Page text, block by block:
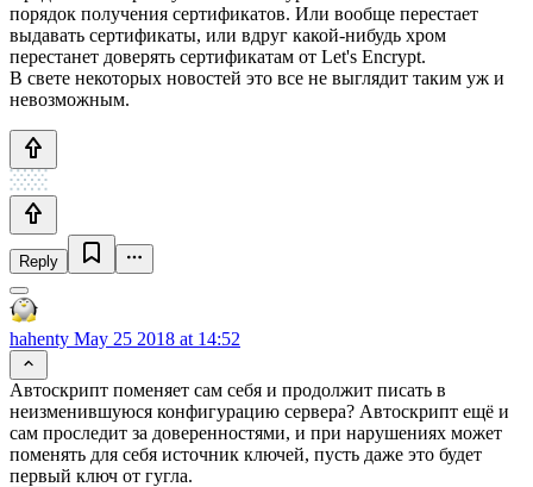
порядок получения сертификатов. Или вообще перестает
выдавать сертификаты, или вдруг какой-нибудь хром
перестанет доверять сертификатам от Let's Encrypt.
В свете некоторых новостей это все не выглядит таким уж и
невозможным.
Reply
hahenty May 25 2018 at 14:52
Автоскрипт поменяет сам себя и продолжит писать в
неизменившуюся конфигурацию сервера? Автоскрипт ещё и
сам проследит за доверенностями, и при нарушениях может
поменять для себя источник ключей, пусть даже это будет
первый ключ от гугла.